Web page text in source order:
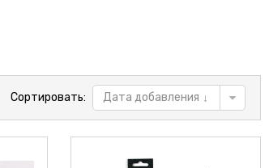
Сортировать: Дата добавления